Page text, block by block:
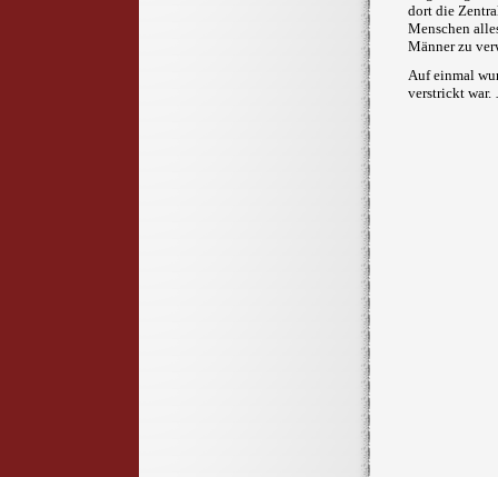
dort die
Menschen
Männer zu
Auf einmal
verstrickt